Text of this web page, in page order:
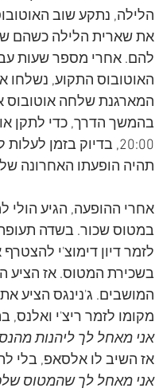
הלילה, נתקע שוב
את שארית הלילה כשהם
להם. אחרי מספר שעות
האוטובוס התקוע, נשלחו
המארגנת שלחה אוטובוס
בהמשך הדרך, כדי לתקן
תהיה הופעתו האחרונה של
אחרי ההופעה, הגיע הולי
במטוס שכור. בשדה
בשכירת המטוס. אז הציע
המושבים. ג'נינגס הציע
מקומו לזמר ריצ'י
אני מאחל לך ליהנות
אז השיב לו אלסאפ, בלי
אני מאחל לך שהמטוס